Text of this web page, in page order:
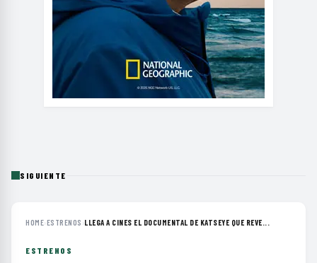
SIGUIENTE
HOME›ESTRENOS ›LLEGA A CINES EL DOCUMENTAL DE KATSEYE QUE REVE...
ESTRENOS